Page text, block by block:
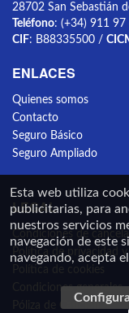
28702 San Sebastián
Teléfono: (+34) 911 97
CIF: B88335500 /
ENLACES
Quienes somos
Contacto
Seguro Básico
Seguro Ampliado
LEGAL
Condiciones de
Política de privacidad y
Condiciones generales
Póliza de Caución
Esta web utiliza
publicitarias, para
nuestros servicios
navegación de este
navegando, acepta